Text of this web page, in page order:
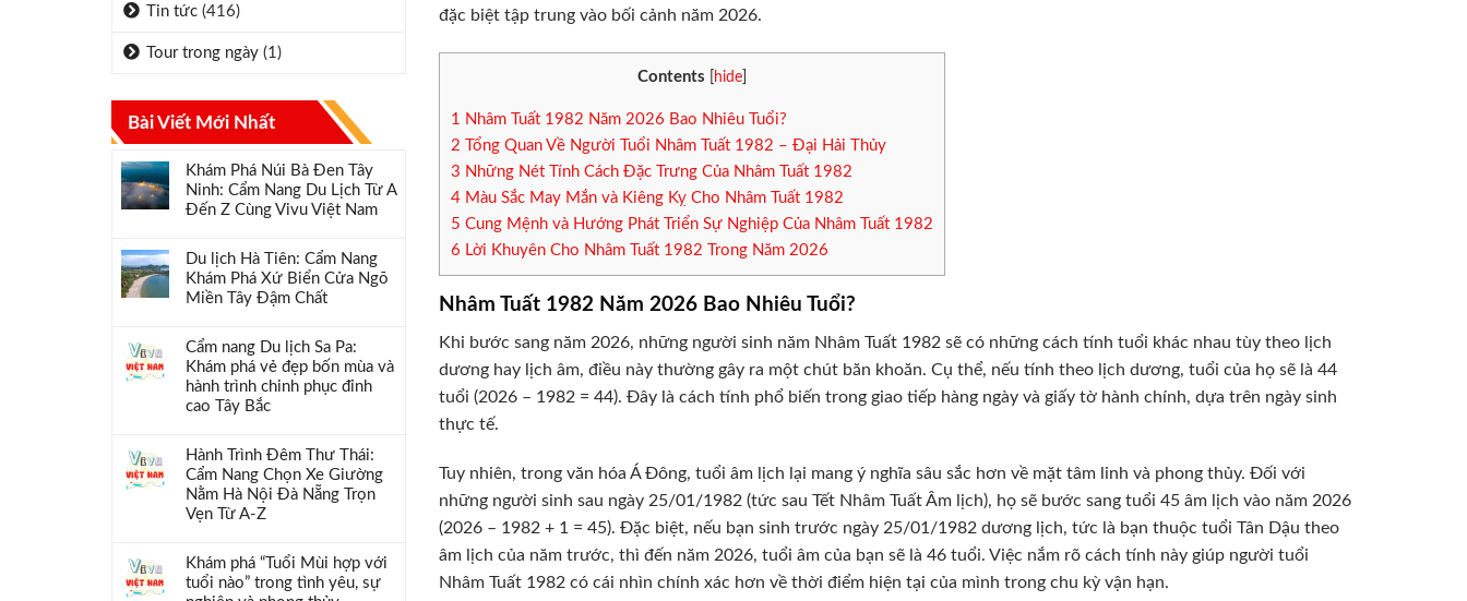
Tin tức (416)
Tour trong ngày (1)
Bài Viết Mới Nhất
Khám Phá Núi Bà Đen Tây
Ninh: Cẩm Nang Du Lịch Từ A
Đến Z Cùng Vivu Việt Nam
Du lịch Hà Tiên: Cẩm Nang
Khám Phá Xứ Biển Cửa Ngõ
Miền Tây Đậm Chất
Cẩm nang Du lịch Sa Pa:
Khám phá vẻ đẹp bốn mùa và
hành trình chinh phục đỉnh
cao Tây Bắc
Hành Trình Đêm Thư Thái:
Cẩm Nang Chọn Xe Giường
Nằm Hà Nội Đà Nẵng Trọn
Vẹn Từ A-Z
Khám phá “Tuổi Mùi hợp với
tuổi nào” trong tình yêu, sự
đặc biệt tập trung vào bối cảnh năm 2026.
Contents hide
1 Nhâm Tuất 1982 Năm 2026 Bao Nhiêu Tuổi?
2 Tổng Quan Về Người Tuổi Nhâm Tuất 1982 – Đại Hải Thủy
3 Những Nét Tính Cách Đặc Trưng Của Nhâm Tuất 1982
4 Màu Sắc May Mắn và Kiêng Kỵ Cho Nhâm Tuất 1982
5 Cung Mệnh và Hướng Phát Triển Sự Nghiệp Của Nhâm Tuất 1982
6 Lời Khuyên Cho Nhâm Tuất 1982 Trong Năm 2026
Nhâm Tuất 1982 Năm 2026 Bao Nhiêu Tuổi?
Khi bước sang năm 2026, những người sinh năm Nhâm Tuất 1982 sẽ có những cách tính tuổi khác nhau tùy theo lịch
dương hay lịch âm, điều này thường gây ra một chút băn khoăn. Cụ thể, nếu tính theo lịch dương, tuổi của họ sẽ là 44
tuổi (2026 – 1982 = 44). Đây là cách tính phổ biến trong giao tiếp hàng ngày và giấy tờ hành chính, dựa trên ngày sinh
thực tế.
Tuy nhiên, trong văn hóa Á Đông, tuổi âm lịch lại mang ý nghĩa sâu sắc hơn về mặt tâm linh và phong thủy. Đối với
những người sinh sau ngày 25/01/1982 (tức sau Tết Nhâm Tuất Âm lịch), họ sẽ bước sang tuổi 45 âm lịch vào năm 2026
(2026 – 1982 + 1 = 45). Đặc biệt, nếu bạn sinh trước ngày 25/01/1982 dương lịch, tức là bạn thuộc tuổi Tân Dậu theo
âm lịch của năm trước, thì đến năm 2026, tuổi âm của bạn sẽ là 46 tuổi. Việc nắm rõ cách tính này giúp người tuổi
Nhâm Tuất 1982 có cái nhìn chính xác hơn về thời điểm hiện tại của mình trong chu kỳ vận hạn.